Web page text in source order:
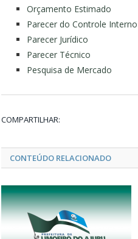
Orçamento Estimado
Parecer do Controle Interno
Parecer Jurídico
Parecer Técnico
Pesquisa de Mercado
COMPARTILHAR:
CONTEÚDO RELACIONADO